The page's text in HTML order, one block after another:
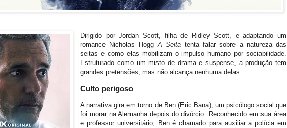
Dirigido por Jordan Scott, filha de Ridley Scott, e adaptando um
romance Nicholas HoggA Seitatenta falar sobre a natureza das
seitas e como elas mobilizam o impulso humano por sociabilidade.
Estruturado como um misto de drama e suspense, a produção tem
grandes pretensões, mas não alcança nenhuma delas.
Culto perigoso
A narrativa gira em torno de Ben (Eric Bana), um psicólogo social que
foi morar na Alemanha depois do divórcio. Reconhecido em sua área
e professor universitário, Ben é chamado para auxiliar a polícia em